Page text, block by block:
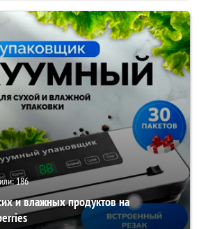
186
и влажных продуктов на